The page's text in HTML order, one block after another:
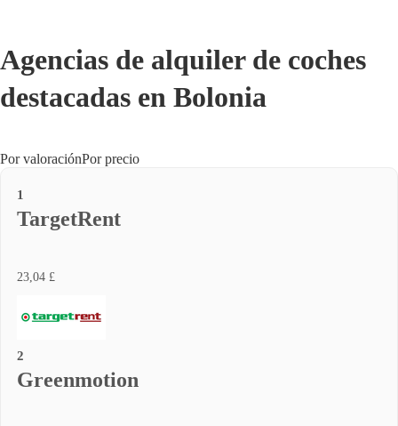
Agencias de alquiler de coches
destacadas en Bolonia
Por valoraciónPor precio
1
TargetRent
23,04 £
2
Greenmotion